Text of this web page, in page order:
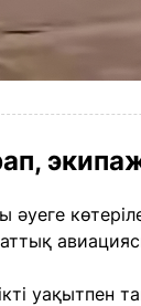
уақытпен